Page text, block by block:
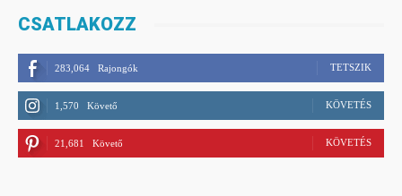
CSATLAKOZZ
283,064 Rajongók TETSZIK
1,570 Követő KÖVETÉS
21,681 Követő KÖVETÉS